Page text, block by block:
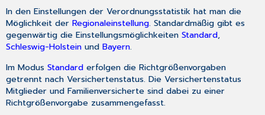
In den Einstellungen der Verordnungsstatistik hat man die
Möglichkeit derRegionaleinstellung. Standardmäßig gibt es
gegenwärtig die EinstellungsmöglichkeitenStandard,
Schleswig-Holstein undBayern.
Im ModusStandard erfolgen die Richtgrößenvorgaben
getrennt nach Versichertenstatus. Die Versichertenstatus
Mitglieder und Familienversicherte sind dabei zu einer
Richtgrößenvorgabe zusammengefasst.